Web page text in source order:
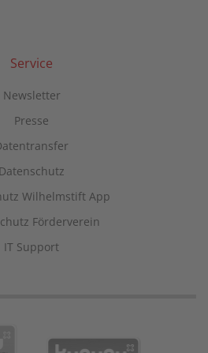
Service
Newsletter
Presse
Datenschutz
Wilhelmstift App
Förderverein
IT Support